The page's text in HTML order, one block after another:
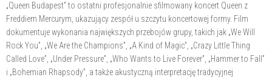
„Queen Budapest” to ostatni profesjonalnie sfilmowany koncert Queen z
Freddiem Mercurym, ukazujący zespół u szczytu koncertowej formy. Film
dokumentuje wykonania największych przebojów grupy, takich jak „We Will
Rock You”, „We Are the Champions”, „A Kind of Magic”, „Crazy Little Thing
Called Love”, „Under Pressure”, „Who Wants to Live Forever”, „Hammer to Fall”
i „Bohemian Rhapsody”, a także akustyczną interpretację tradycyjnej